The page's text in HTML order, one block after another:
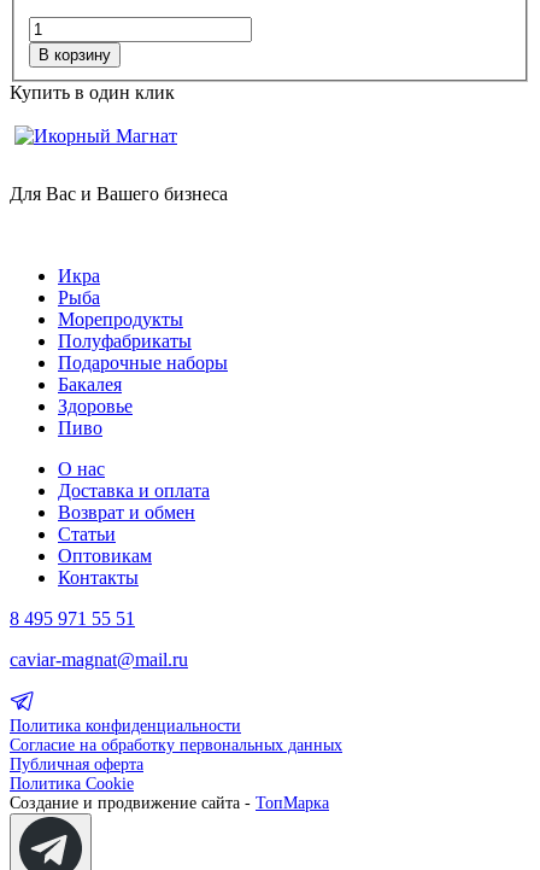
В корзину
Купить в один клик
Для Вас и Вашего бизнеса
Икра
Рыба
Морепродукты
Полуфабрикаты
Подарочные наборы
Бакалея
Здоровье
Пиво
О нас
Доставка и оплата
Возврат и обмен
Статьи
Оптовикам
Контакты
8 495 971 55 51
caviar-magnat@mail.ru
Политика конфиденциальности
Согласие на обработку первональных данных
Публичная оферта
Политика Cookie
Создание и продвижение сайта - ТопМарка